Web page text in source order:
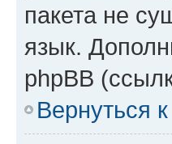
пакета не
язык.
phpBB
Вернуться